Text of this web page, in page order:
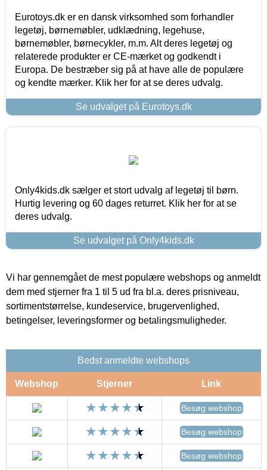
Eurotoys.dk er en dansk virksomhed som forhandler
legetøj, børnemøbler, udklædning, legehuse,
børnemøbler, børnecykler, m.m. Alt deres legetøj og
relaterede produkter er CE-mærket og godkendt i
Europa. De bestræber sig på at have alle de populære
og kendte mærker. Klik her for at se deres udvalg.
Se udvalget på Eurotoys.dk
Only4kids.dk sælger et stort udvalg af legetøj til børn.
Hurtig levering og 60 dages returret. Klik her for at se
deres udvalg.
Se udvalget på Only4kids.dk
Vi har gennemgået de mest populære webshops og anmeldt
dem med stjerner fra 1 til 5 ud fra bl.a. deres prisniveau,
sortimentstørrelse, kundeservice, brugervenlighed,
betingelser, leveringsformer og betalingsmuligheder.
Bedst anmeldte webshops
Webshop Stjerner Link
Besøg webshop
Besøg webshop
Besøg webshop